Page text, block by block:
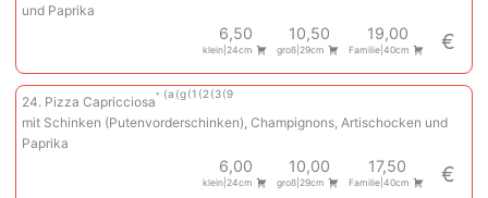
und Paprika
6,50
klein|24cm
10,50
groß|29cm
19,00
Familie|40cm €
24. Pizza Capricciosa
a g 1 2 3 9
mit Schinken (Putenvorderschinken), Champignons, Artischocken und
Paprika
6,00
klein|24cm
10,00
groß|29cm
17,50
Familie|40cm €